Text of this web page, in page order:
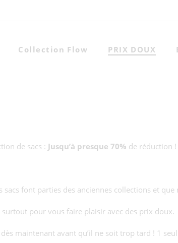
Collection Flow PRIX DOUX
de sacs : Jusqu’à presque 70% de réduction !
sacs font parties des anciennes collections et
surtout pour vous faire plaisir avec des prix doux.
maintenant avant qu’il ne soit trop tard ! 1